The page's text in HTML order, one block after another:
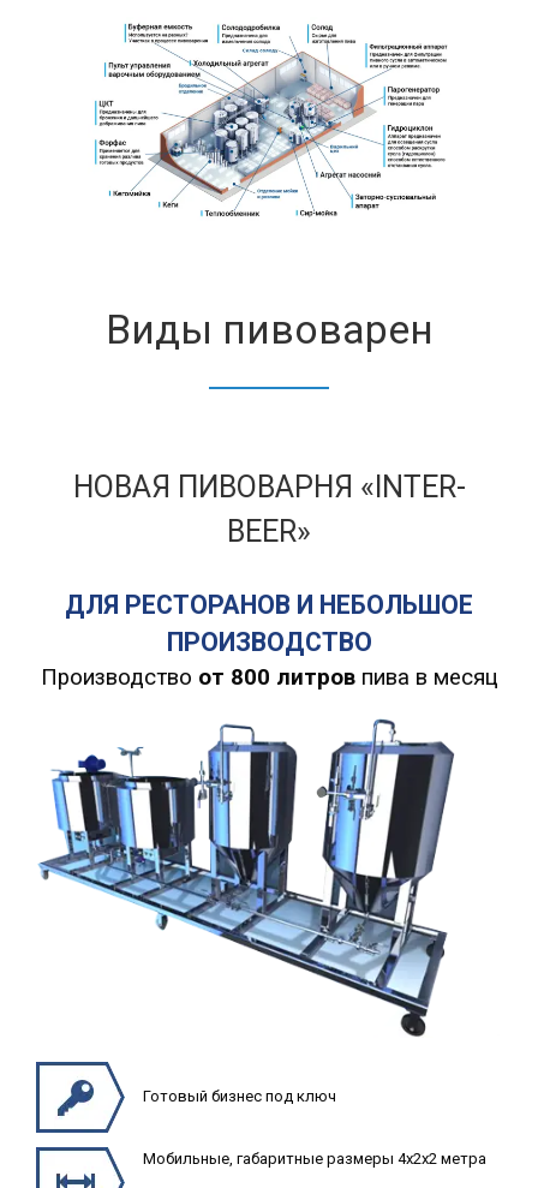
Виды пивоварен
НОВАЯ ПИВОВАРНЯ «INTER-
BEER»
ДЛЯ РЕСТОРАНОВ И НЕБОЛЬШОЕ
ПРОИЗВОДСТВО
Производство от 800 литровпива в месяц
Готовый бизнес под ключ
Мобильные, габаритные размеры 4х2х2 метра